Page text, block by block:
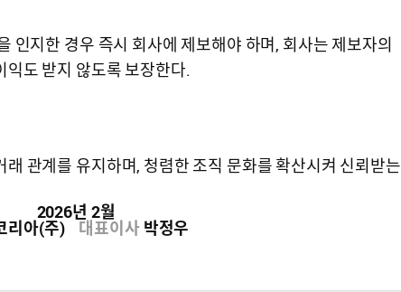
인지한 경우 즉시 회사에 제보해야 하며, 회사는 제보자의
익도 받지 않도록 보장한다.
관계를 유지하며, 청렴한 조직 문화를 확산시켜 신뢰받는
2026년 2월
리아(주) 대표이사 박정우